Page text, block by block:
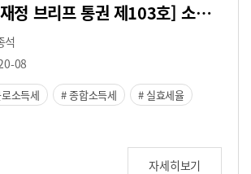
[KIPF 조세재정 브리프 통권 제103호] 소득세 수입 변동요인 분석 및 정책시사점
석
08
소득세 종합소득세
실효세율
자세히보기